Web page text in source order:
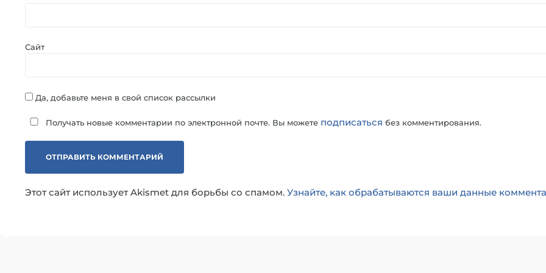
Сайт
Да, добавьте меня в свой список рассылки
Получать новые комментарии по электронной почте. Вы можете подписаться без комментирования.
Этот сайт использует Akismet для борьбы со спамом. Узнайте, как обрабатываются ваши данные